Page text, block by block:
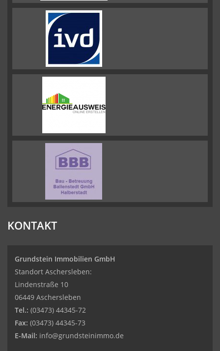
KONTAKT
Grundstein Immobilien GmbH
Standort Aschersleben:
Lindenstraße 10
06449 Aschersleben
Tel.: (03473) 44345-72
Fax: (03473) 44345-73
E-Mail: info@grundsteinimmo.de